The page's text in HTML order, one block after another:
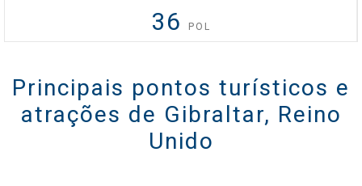
Xcite℠
36 POL
Principais pontos turísticos e
atrações de Gibraltar, Reino
Unido